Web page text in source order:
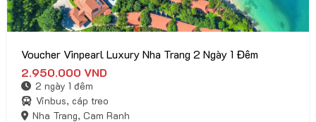
Voucher Vinpearl Luxury Nha Trang 2 Ngày 1 Đêm
2.950.000 VND
2 ngày 1 đêm
Vinbus, cáp treo
Nha Trang, Cam Ranh